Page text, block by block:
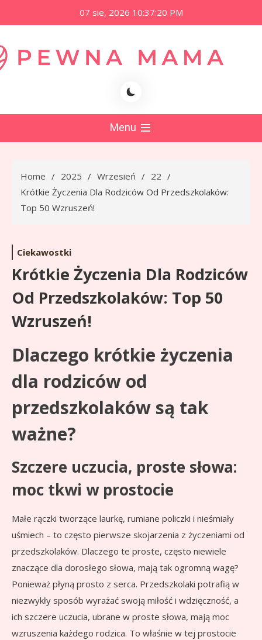
to
07 sie, 2026 10:37:21 PM
Menu
Home 2025 Wrzesień
22
Krótkie Życzenia Dla Rodziców Od Przedszkolaków:
Top 50 Wzruszeń!
Ciekawostki
Krótkie Życzenia Dla Rodziców
Od Przedszkolaków: Top 50
Wzruszeń!
Dlaczego krótkie życzenia
dla rodziców od
przedszkolaków są tak
ważne?
Szczere uczucia, proste słowa:
moc tkwi w prostocie
Małe rączki tworzące laurkę, rumiane policzki i nieśmiały
uśmiech – to często pierwsze skojarzenia z życzeniami od
przedszkolaków. Dlaczego te proste, często niewiele
znaczące dla dorosłego słowa, mają tak ogromną wagę?
Ponieważ płyną prosto z serca. Przedszkolaki potrafią w
niezwykły sposób wyrażać swoją miłość i wdzięczność, a
ich szczere uczucia, ubrane w proste słowa, mają moc
wzruszenia każdego rodzica. To właśnie w tej prostocie